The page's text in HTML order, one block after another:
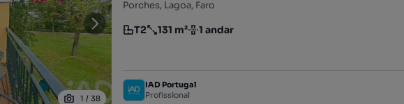
1 /38
Porches, Lagoa, Faro
Tipologia
T2
Preço por metro quadrado
131 m²
Andar 1 andar
IAD Portugal
Profissional